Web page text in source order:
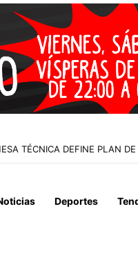
LA EMOTIVA
Deportes